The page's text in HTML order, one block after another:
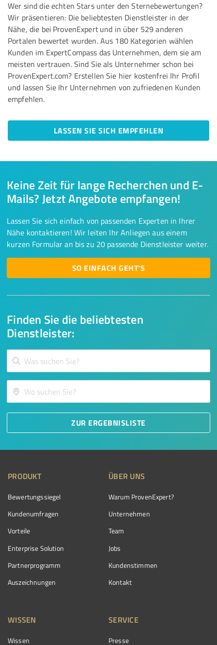
Wer sind die echten Stars unter den Sternebewertungen?
Wir präsentieren: Die beliebtesten Dienstleister in der
Nähe, die bei ProvenExpert und in über 529 anderen
Portalen bewertet wurden. Aus 180 Kategorien wählen
Kunden im ExpertCompass das Unternehmen, dem sie am
meisten vertrauen. Sind Sie als Unternehmer schon bei
ProvenExpert.com? Erstellen Sie hier kostenfrei Ihr Profil
und lassen Sie Ihr Unternehmen von zufriedenen Kunden
empfehlen.
LASSEN SIE SICH EMPFEHLEN
Finden Sie die beliebtesten
Dienstleister:
ZUR ERGEBNISLISTE
Keine Zeit für lange Recherchen und E-
Mails? Jetzt Angebote empfangen!
Lassen Sie sich einfach von passenden Experten in Ihrer
Nähe kontaktieren! Wir leiten Ihr Anliegen aus einem
kurzen Formular an bis zu 20 passende Dienstleister weiter.
SO EINFACH GEHT'S
PRODUKT
Bewertungssiegel
Kundenumfragen
Vorteile
Enterprise Solution
Partnerprogramm
Auszeichnungen
ÜBER UNS
Warum ProvenExpert?
Unternehmen
Team
Jobs
Kundenstimmen
Kontakt
WISSEN
Wissen
SERVICE
Presse